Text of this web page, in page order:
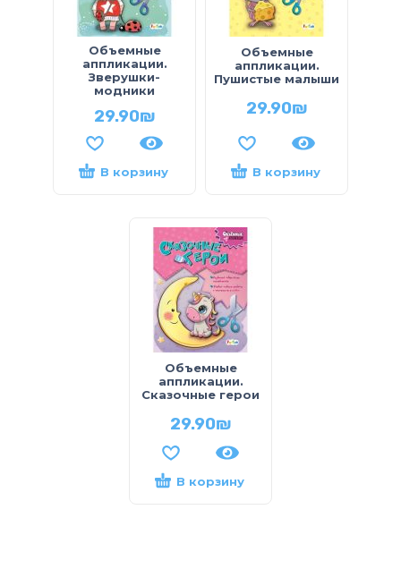
Объемные
аппликации.
Зверушки-
модники
29.90₪
В корзину
Объемные
аппликации.
Пушистые малыши
29.90₪
В корзину
Объемные
аппликации.
Сказочные герои
29.90₪
В корзину